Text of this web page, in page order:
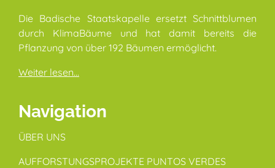
Die Badische Staatskapelle ersetzt Schnittblumen
durch KlimaBäume und hat damit bereits die
Pflanzung von über 192 Bäumen ermöglicht.
Weiter lesen...
Navigation
ÜBER UNS
AUFFORSTUNGSPROJEKTE PUNTOS VERDES